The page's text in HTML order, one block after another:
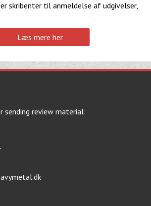
skribenter til anmeldelse af udgivelser,
Læs mere her
sending review material: